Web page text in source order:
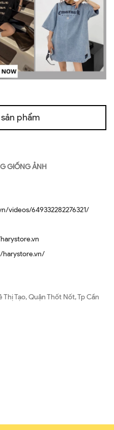
phẩm
GIỐNG ẢNH
videos/649332282276321/
harystore.vn/
Tạo, Quận Thốt Nốt, Tp Cần